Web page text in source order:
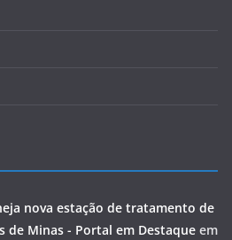
nova estação de tratamento de
de Minas - Portal em Destaque em